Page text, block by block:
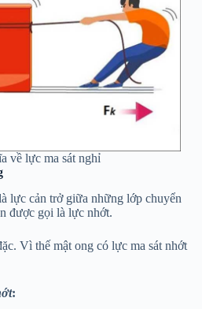
về lực ma sát nghỉ
lực cản trở giữa những lớp chuyển
được gọi là lực nhớt.
Vì thế mật ong có lực ma sát nhớt
: